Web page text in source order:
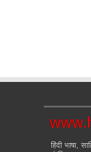
हिंदी भाषा,